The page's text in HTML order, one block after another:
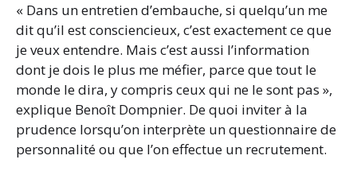
« Dans un entretien d’embauche, si quelqu’un me
dit qu’il est consciencieux, c’est exactement ce que
je veux entendre. Mais c’est aussi l’information
dont je dois le plus me méfier, parce que tout le
monde le dira, y compris ceux qui ne le sont pas »,
explique Benoît Dompnier. De quoi inviter à la
prudence lorsqu’on interprète un questionnaire de
personnalité ou que l’on effectue un recrutement.